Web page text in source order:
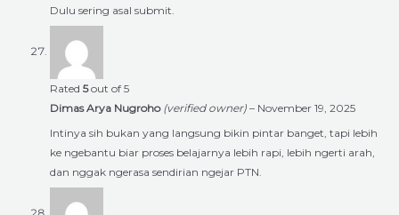
Dulu sering asal submit.
Rated 5out of 5
Dimas Arya Nugroho (verified owner) – November 19, 2025
Intinya sih bukan yang langsung bikin pintar banget, tapi lebih
ke ngebantu biar proses belajarnya lebih rapi, lebih ngerti arah,
dan nggak ngerasa sendirian ngejar PTN.